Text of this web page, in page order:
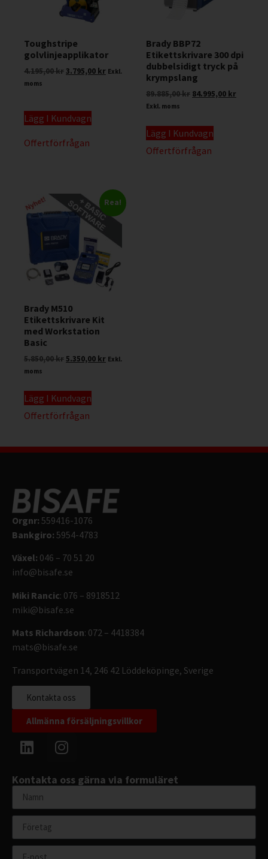
Toughstripe
golvlinjeapplikator
4.195,00kr3.795,00 kr Exkl.
moms
Lägg I Kundvagn
Offertförfrågan
Brady BBP72
Etikettskrivare 300 dpi
dubbelsidigt tryck på
krympslang
89.885,00kr 84.995,00 kr
Exkl. moms
Lägg I Kundvagn
Offertförfrågan
Rea!
Brady M510
Etikettskrivare Kit
med Workstation
Basic
5.850,00kr5.350,00 kr Exkl.
moms
Lägg I Kundvagn
Offertförfrågan
Orgnr: 559416-1076
Bankgiro: 5954-4783
Växel: 046 – 70 51 20
info@bisafe.se
Miki Rancic: 076 – 8918512
miki@bisafe.se
Mats Richardson: 072 – 4418384
mats@bisafe.se
Transportvägen 14, 246 42 Löddeköpinge, Sverige
Kontakta oss
Allmänna försäljningsvillkor
Kontakta oss gärna via formuläret